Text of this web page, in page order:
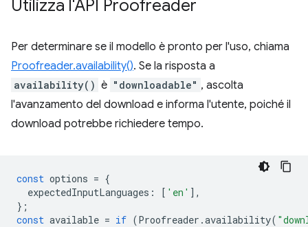
Utilizza l'API Proofreader
Per determinare se il modello è pronto per l'uso, chiama
Proofreader.availability(). Se la risposta a
availability() è "downloadable" , ascolta
l'avanzamento del download e informa l'utente, poiché il
download potrebbe richiedere tempo.
const options = {
expectedInputLanguages : [ 'en' ],
};
const available = if (Proofreader .availability(